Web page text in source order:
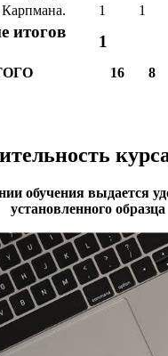
1 1
итогов
1
16 8
обучения выдается
установленного образца